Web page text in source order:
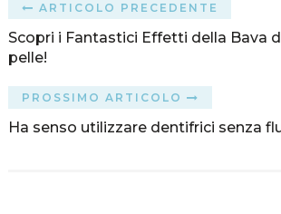
ARTICOLO PRECEDENTE
Scopri i Fantastici Effetti della Bava
pelle!
PROSSIMO ARTICOLO
Ha senso utilizzare dentifrici senza